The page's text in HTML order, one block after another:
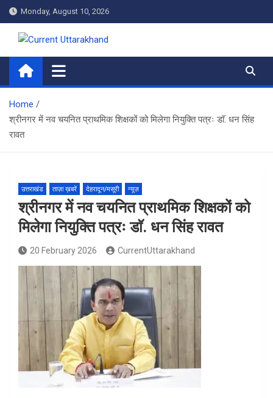
Skip
to
content
Monday, August 10, 2026
Current Uttarakhand
Home
श्रीनगर में नव चयनित प्राथमिक शिक्षकों को मिलेगा नियुक्ति पत्रः डाॅ. धन सिंह
रावत
उत्तराखंड ताज़ा ख़बरें देहरादून/मसूरी न्यूज़
श्रीनगर में नव चयनित प्राथमिक शिक्षकों को
मिलेगा नियुक्ति पत्रः डाॅ. धन सिंह रावत
20 February 2026 CurrentUttarakhand